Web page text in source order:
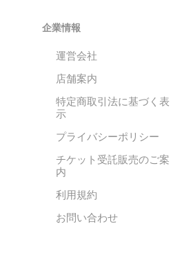
企業情報
運営会社
店舗案内
特定商取引法に基づく表
示
プライバシーポリシー
チケット受託販売のご案
内
利用規約
お問い合わせ